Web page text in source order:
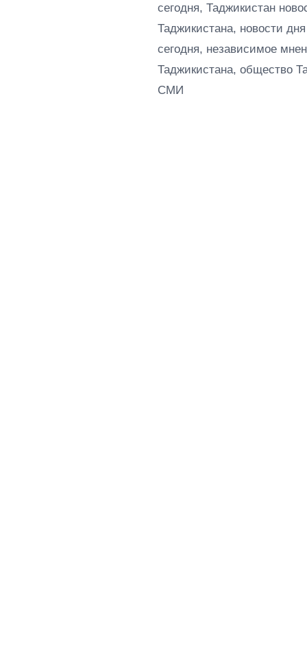
сегодня, Таджикистан
Таджикистана, новости
сегодня, независимое
Таджикистана, общество
СМИ